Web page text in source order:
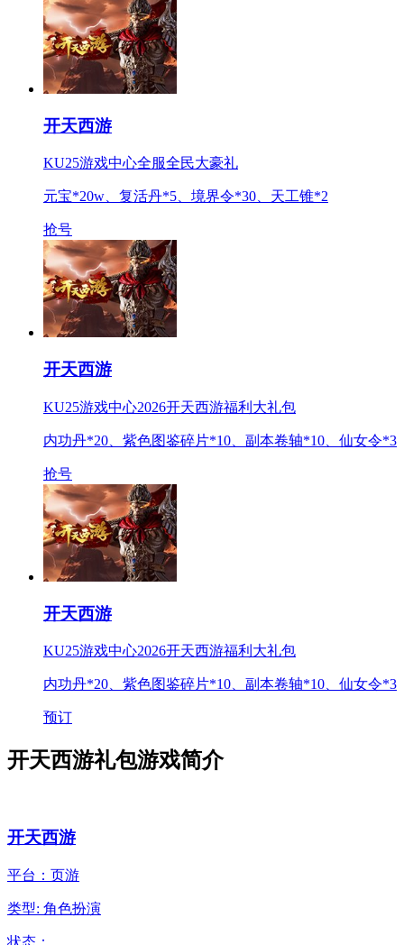
开天西游
KU25游戏中心全服全民大豪礼
元宝*20w、复活丹*5、境界令*30、天工锥*2
抢号
开天西游
KU25游戏中心2026开天西游福利大礼包
内功丹*20、紫色图鉴碎片*10、副本卷轴*10、仙女令*3
抢号
开天西游
KU25游戏中心2026开天西游福利大礼包
内功丹*20、紫色图鉴碎片*10、副本卷轴*10、仙女令*3
预订
开天西游礼包游戏简介
开天西游
平台：页游
类型: 角色扮演
状态：